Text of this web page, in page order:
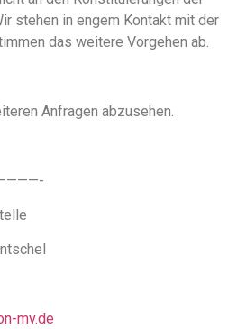
stehen in engem Kontakt mit der
das weitere Vorgehen ab.
Anfragen abzusehen.
mv.de